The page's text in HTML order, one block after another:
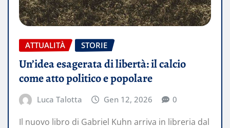
ATTUALITÀ STORIE
Un’idea esagerata di libertà: il calcio
come atto politico e popolare
Luca Talotta Gen 12, 2026 0
Il nuovo libro di Gabriel Kuhn arriva in libreria dal